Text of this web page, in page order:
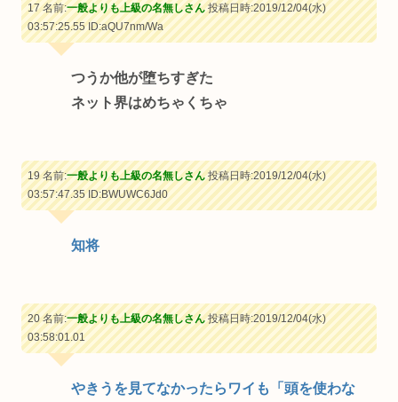
17 名前:一般よりも上級の名無しさん投稿日時:2019/12/04(水)
03:57:25.55ID:aQU7nm/Wa
つうか他が堕ちすぎた
ネット界はめちゃくちゃ
19 名前:一般よりも上級の名無しさん投稿日時:2019/12/04(水)
03:57:47.35ID:BWUWC6Jd0
知将
20 名前:一般よりも上級の名無しさん投稿日時:2019/12/04(水)
03:58:01.01
やきうを見てなかったらワイも「頭を使わな